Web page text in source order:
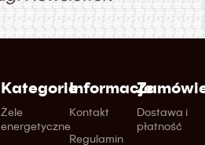
Kategorie
Żele
energetyczne
Informacje
Kontakt
Regulamin
Dostawa i
płatność